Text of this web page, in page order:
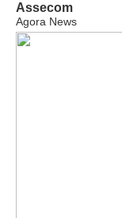
Assecom
Agora News